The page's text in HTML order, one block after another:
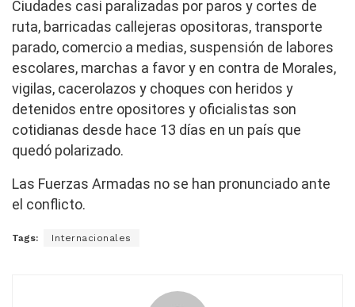
Ciudades casi paralizadas por paros y cortes de
ruta, barricadas callejeras opositoras, transporte
parado, comercio a medias, suspensión de labores
escolares, marchas a favor y en contra de Morales,
vigilas, cacerolazos y choques con heridos y
detenidos entre opositores y oficialistas son
cotidianas desde hace 13 días en un país que
quedó polarizado.
Las Fuerzas Armadas no se han pronunciado ante
el conflicto.
Tags: Internacionales